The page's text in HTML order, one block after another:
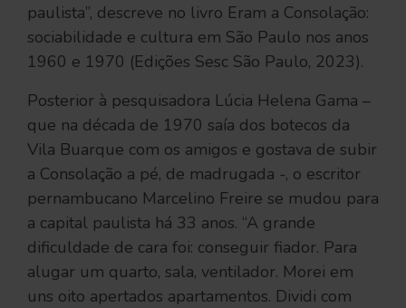
paulista”, descreve no livro Eram a Consolação:
sociabilidade e cultura em São Paulo nos anos
1960 e 1970 (Edições Sesc São Paulo, 2023).
Posterior à pesquisadora Lúcia Helena Gama –
que na década de 1970 saía dos botecos da
Vila Buarque com os amigos e gostava de subir
a Consolação a pé, de madrugada -, o escritor
pernambucano Marcelino Freire se mudou para
a capital paulista há 33 anos. “A grande
dificuldade de cara foi: conseguir fiador. Para
alugar um quarto, sala, ventilador. Morei em
uns oito apertados apartamentos. Dividi com